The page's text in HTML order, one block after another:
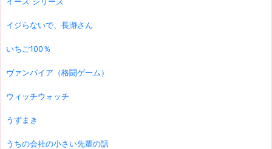
イジらないで、長瀞さん
いちご100％
ヴァンパイア（格闘ゲーム）
ウィッチウォッチ
うずまき
うちの会社の小さい先輩の話